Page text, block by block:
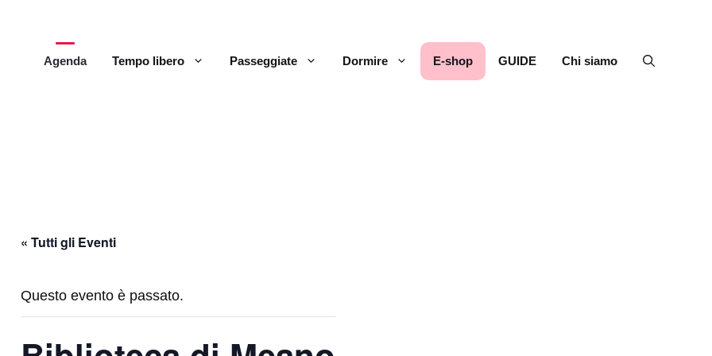
Agenda Tempo libero Passeggiate Dormire E-shop GUIDE Chi siamo
« Tutti gli Eventi
Questo evento è passato.